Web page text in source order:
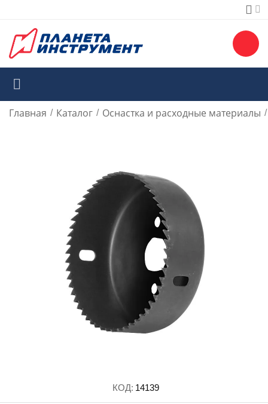
Главная / Каталог / Оснастка и расходные материалы /
КОД: 14139